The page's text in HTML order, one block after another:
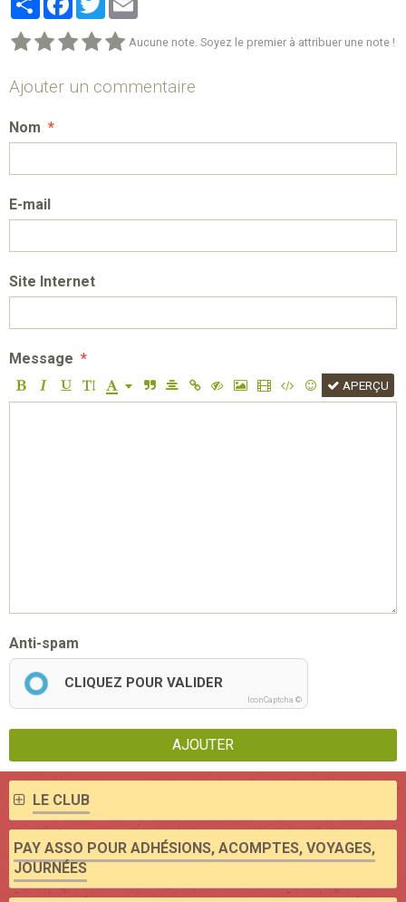
Aucune note. Soyez le premier à attribuer une note !
Ajouter un commentaire
Nom
E-mail
Site Internet
Message
APERÇU
Anti-spam
CLIQUEZ POUR VALIDER
IconCaptcha ©
AJOUTER
LE CLUB
PAY ASSO POUR ADHÉSIONS, ACOMPTES, VOYAGES,
JOURNÉES